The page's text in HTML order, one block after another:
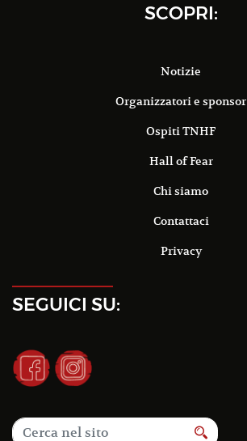
SCOPRI:
Notizie
Organizzatori e sponsor
Ospiti TNHF
Hall of Fear
Chi siamo
Contattaci
Privacy
SEGUICI SU: